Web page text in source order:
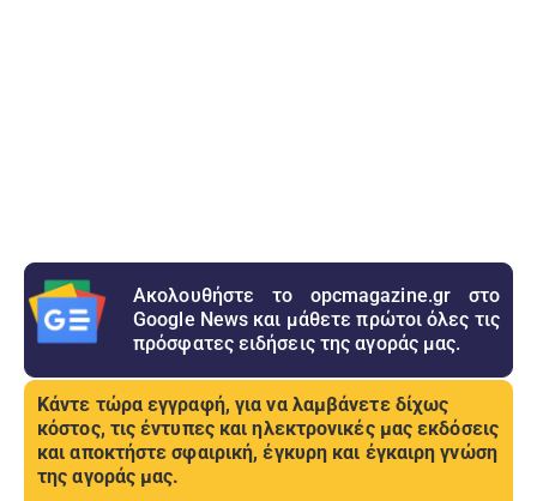
Ακολουθήστε το opcmagazine.gr στο
Google News και μάθετε πρώτοι όλες τις
πρόσφατες ειδήσεις της αγοράς μας.
Κάντε τώρα εγγραφή, για να λαμβάνετε δίχως
κόστος, τις έντυπες και ηλεκτρονικές μας εκδόσεις
και αποκτήστε σφαιρική, έγκυρη και έγκαιρη γνώση
της αγοράς μας.